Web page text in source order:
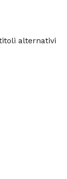
alternativi